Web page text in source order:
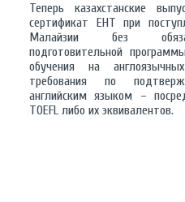
Теперь казахстанские
сертификат ЕНТ при
Малайзии без
подготовительной
обучения на
требования по
английским языком –
TOEFL либо их эквивалентов.